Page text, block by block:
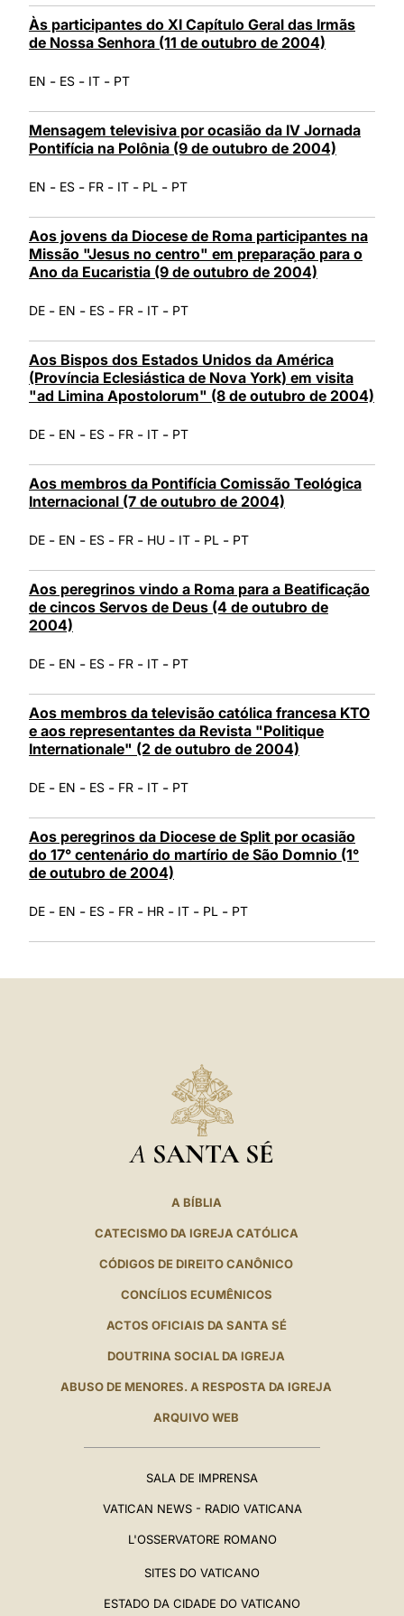
Às participantes do XI Capítulo Geral das Irmãs
de Nossa Senhora (11 de outubro de 2004)
EN - ES - IT - PT
Mensagem televisiva por ocasião da IV Jornada
Pontifícia na Polônia (9 de outubro de 2004)
EN - ES - FR - IT - PL - PT
Aos jovens da Diocese de Roma participantes na
Missão "Jesus no centro" em preparação para o
Ano da Eucaristia (9 de outubro de 2004)
DE - EN - ES - FR - IT - PT
Aos Bispos dos Estados Unidos da América
(Província Eclesiástica de Nova York) em visita
"ad Limina Apostolorum" (8 de outubro de 2004)
DE - EN - ES - FR - IT - PT
Aos membros da Pontifícia Comissão Teológica
Internacional (7 de outubro de 2004)
DE - EN - ES - FR - HU - IT - PL - PT
Aos peregrinos vindo a Roma para a Beatificação
de cincos Servos de Deus (4 de outubro de
2004)
DE - EN - ES - FR - IT - PT
Aos membros da televisão católica francesa KTO
e aos representantes da Revista "Politique
Internationale" (2 de outubro de 2004)
DE - EN - ES - FR - IT - PT
Aos peregrinos da Diocese de Split por ocasião
do 17° centenário do martírio de São Domnio (1°
de outubro de 2004)
DE - EN - ES - FR - HR - IT - PL - PT
A SANTA SÉ
A BÍBLIA
CATECISMO DA IGREJA CATÓLICA
CÓDIGOS DE DIREITO CANÔNICO
CONCÍLIOS ECUMÊNICOS
ACTOS OFICIAIS DA SANTA SÉ
DOUTRINA SOCIAL DA IGREJA
ABUSO DE MENORES. A RESPOSTA DA IGREJA
ARQUIVO WEB
SALA DE IMPRENSA
VATICAN NEWS - RADIO VATICANA
L'OSSERVATORE ROMANO
SITES DO VATICANO
ESTADO DA CIDADE DO VATICANO